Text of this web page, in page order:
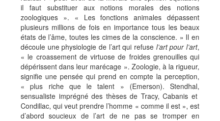
il faut substituer aux notions morales des notions
zoologiques ». « Les fonctions animales dépassent
plusieurs millions de fois en importance tous les beaux
états de l’âme, toutes les cimes de la conscience. » Il en
découle une physiologie de l’art qui refuse l’art pour l’art,
« le croassement de virtuose de froides grenouilles qui
dépérissent dans leur marécage ». Zoologie, à la rigueur,
signifie une pensée qui prend en compte la perception,
« plus riche que le talent » (Emerson). Stendhal,
sensualiste imprégné des thèses de Tracy, Cabanis et
Condillac, qui veut prendre l’homme « comme il est », est
d’abord soucieux de l’art de ne pas se tromper en